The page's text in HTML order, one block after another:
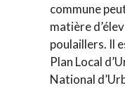
commune
matière
poulaillers. Il
Plan Local
National